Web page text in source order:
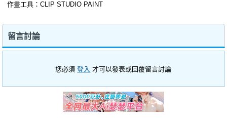
作畫工具：CLIP STUDIO PAINT
留言討論
您必須登入 才可以發表或回覆留言討論